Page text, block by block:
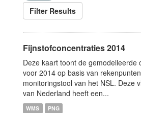
Filter Results
Fijnstofconcentraties 2014
Deze kaart toont de gemodelleerde
voor 2014 op basis van
monitoringstool van het NSL. Deze
van Nederland heeft een...
WMS PNG